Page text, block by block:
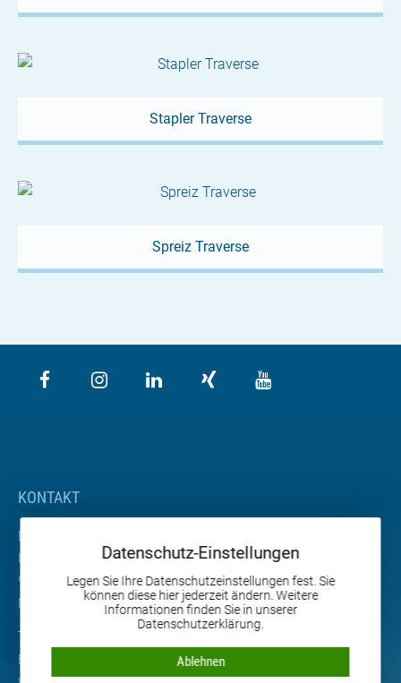
Stapler Traverse
Spreiz Traverse
KONTAKT
BETA Maschinenbau GmbH & Co. KG
Nordhäuser Straße 2
99765 Heringen
Deutschland
Tel. +49 36333 666-0
Email
Datenschutz-Einstellungen
Legen Sie Ihre Datenschutzeinstellungen fest. Sie
können diese hier jederzeit ändern. Weitere
Informationen finden Sie in unserer
Datenschutzerklärung.
Ablehnen